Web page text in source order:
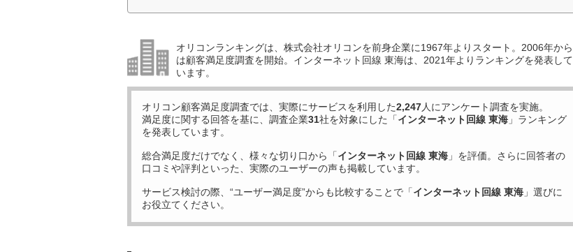
オリコンランキングは、株式会社オリコンを前身企業に1967年よりスタート。2006年から
は顧客満足度調査を開始。インターネット回線 東海は、2021年よりランキングを発表して
います。
オリコン顧客満足度調査では、実際にサービスを利用した2,247人にアンケート調査を実施。
満足度に関する回答を基に、調査企業31社を対象にした「インターネット回線 東海 」ランキング
を発表しています。
総合満足度だけでなく、様々な切り口から「インターネット回線 東海 」を評価。さらに回答者の
口コミや評判といった、実際のユーザーの声も掲載しています。
サービス検討の際、“ユーザー満足度”からも比較することで「インターネット回線 東海 」選びに
お役立てください。